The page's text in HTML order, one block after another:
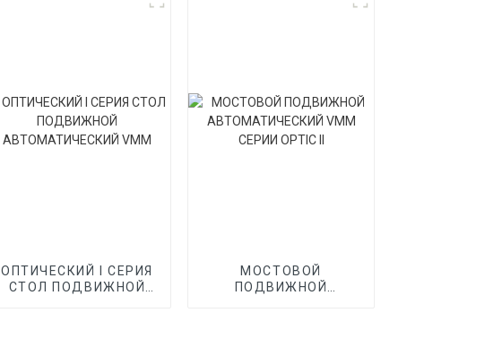
ОПТИЧЕСКИЙ I СЕРИЯ
СТОЛ ПОДВИЖНОЙ
МОСТОВОЙ
ПОДВИЖНОЙ